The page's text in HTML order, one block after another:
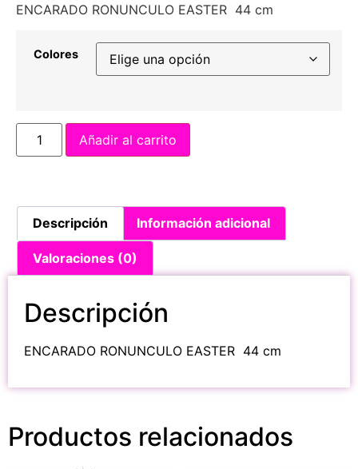
ENCARADO RONUNCULO EASTER 44 cm
Colores
Añadir al carrito
Descripción Información adicional
Valoraciones (0)
Descripción
ENCARADO RONUNCULO EASTER 44 cm
Productos relacionados